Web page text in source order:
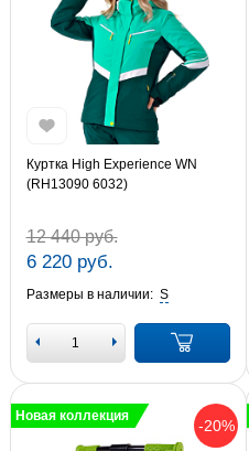
Куртка High Experience WN
(RH13090 6032)
12 440 руб.
6 220 руб.
Размеры в наличии: S
-20%
Новая коллекция